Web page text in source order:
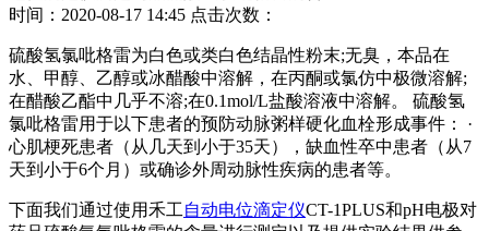
时间：2020-08-17 14:45 点击次数：
硫酸氢氯吡格雷为白色或类白色结晶性粉末;无臭，本品在
水、甲醇、乙醇或冰醋酸中溶解，在丙酮或氯仿中极微溶解;
在醋酸乙酯中几乎不溶;在0.1mol/L盐酸溶液中溶解。 硫酸氢
氯吡格雷用于以下患者的预防动脉粥样硬化血栓形成事件： ·
心肌梗死患者（从几天到小于35天），缺血性卒中患者（从7
天到小于6个月）或确诊外周动脉性疾病的患者等。
下面我们通过使用禾工自动电位滴定仪CT-1PLUS和pH电极对